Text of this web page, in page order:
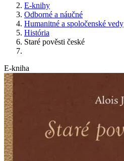
E-knihy
Odborné a náučné
Humanitné a spoločenské vedy
História
Staré pověsti české
E-kniha